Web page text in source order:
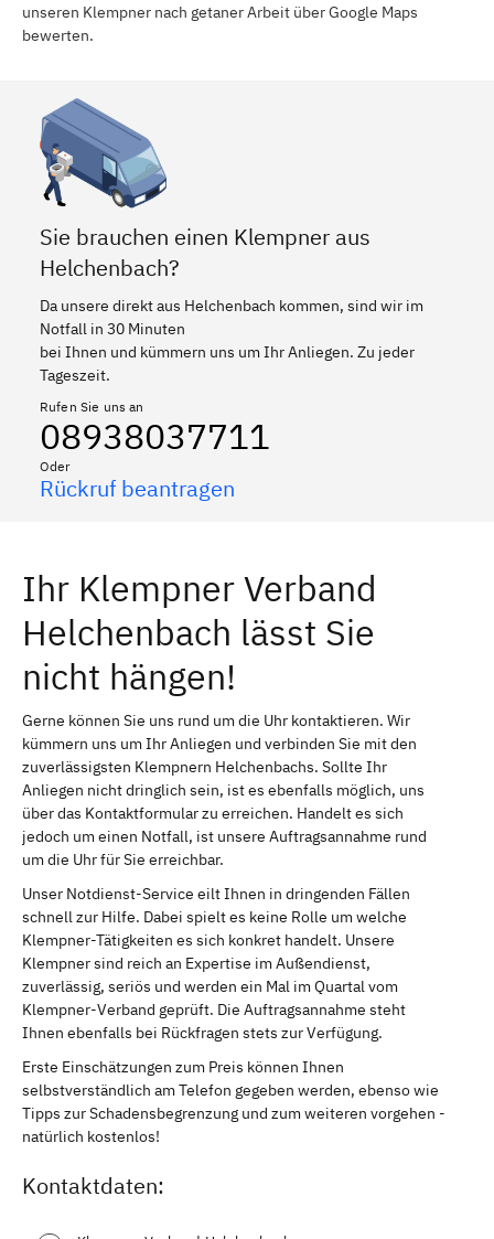
unseren Klempner nach getaner Arbeit über Google Maps
bewerten.
Sie brauchen einen Klempner aus
Helchenbach?
Da unsere direkt aus Helchenbach kommen, sind wir im
Notfall in 30 Minuten
bei Ihnen und kümmern uns um Ihr Anliegen. Zu jeder
Tageszeit.
Rufen Sie uns an
08938037711
Oder
Rückruf beantragen
Ihr Klempner Verband
Helchenbach lässt Sie
nicht hängen!
Gerne können Sie uns rund um die Uhr kontaktieren. Wir
kümmern uns um Ihr Anliegen und verbinden Sie mit den
zuverlässigsten Klempnern Helchenbachs. Sollte Ihr
Anliegen nicht dringlich sein, ist es ebenfalls möglich, uns
über das Kontaktformular zu erreichen. Handelt es sich
jedoch um einen Notfall, ist unsere Auftragsannahme rund
um die Uhr für Sie erreichbar.
Unser Notdienst-Service eilt Ihnen in dringenden Fällen
schnell zur Hilfe. Dabei spielt es keine Rolle um welche
Klempner-Tätigkeiten es sich konkret handelt. Unsere
Klempner sind reich an Expertise im Außendienst,
zuverlässig, seriös und werden ein Mal im Quartal vom
Klempner-Verband geprüft. Die Auftragsannahme steht
Ihnen ebenfalls bei Rückfragen stets zur Verfügung.
Erste Einschätzungen zum Preis können Ihnen
selbstverständlich am Telefon gegeben werden, ebenso wie
Tipps zur Schadensbegrenzung und zum weiteren vorgehen -
natürlich kostenlos!
Kontaktdaten: